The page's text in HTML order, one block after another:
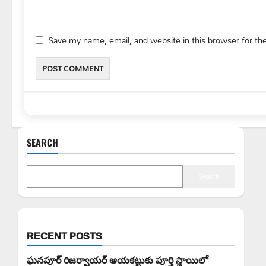
Save my name, email, and website in this browser for
SEARCH
RECENT POSTS
ఘనపూర్ రిజర్వాయర్ ఆయకట్టుకు పూర్తి స్థాయిలో